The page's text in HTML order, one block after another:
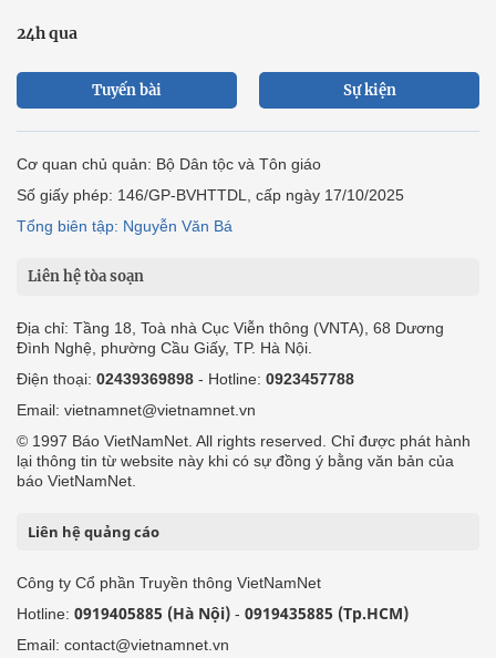
24h qua
Tuyến bài Sự kiện
Cơ quan chủ quản: Bộ Dân tộc và Tôn giáo
Số giấy phép: 146/GP-BVHTTDL, cấp ngày 17/10/2025
Tổng biên tập: Nguyễn Văn Bá
Liên hệ tòa soạn
Địa chỉ: Tầng 18, Toà nhà Cục Viễn thông (VNTA), 68 Dương
Đình Nghệ, phường Cầu Giấy, TP. Hà Nội.
Điện thoại: 02439369898 - Hotline: 0923457788
Email: vietnamnet@vietnamnet.vn
© 1997 Báo VietNamNet. All rights reserved. Chỉ được phát hành
lại thông tin từ website này khi có sự đồng ý bằng văn bản của
báo VietNamNet.
Liên hệ quảng cáo
Công ty Cổ phần Truyền thông VietNamNet
Hotline: 0919405885 (Hà Nội) - 0919435885 (Tp.HCM)
Email: contact@vietnamnet.vn